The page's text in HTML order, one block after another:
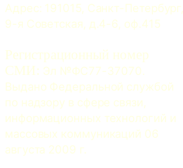
Адрес: 191015, Санкт-Петербург,
9-я Советская, д.4-6, оф.415
Регистрационный номер
СМИ: Эл №ФС77-37070.
Выдано Федеральной службой
по надзору в сфере связи,
информационных технологий и
массовых коммуникаций 06
августа 2009 г.